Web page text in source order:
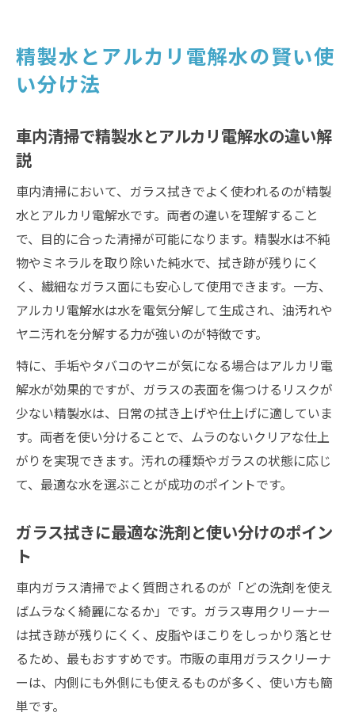
精製水とアルカリ電解水の賢い使
い分け法
車内清掃で精製水とアルカリ電解水の違い解
説
車内清掃において、ガラス拭きでよく使われるのが精製
水とアルカリ電解水です。両者の違いを理解すること
で、目的に合った清掃が可能になります。精製水は不純
物やミネラルを取り除いた純水で、拭き跡が残りにく
く、繊細なガラス面にも安心して使用できます。一方、
アルカリ電解水は水を電気分解して生成され、油汚れや
ヤニ汚れを分解する力が強いのが特徴です。
特に、手垢やタバコのヤニが気になる場合はアルカリ電
解水が効果的ですが、ガラスの表面を傷つけるリスクが
少ない精製水は、日常の拭き上げや仕上げに適していま
す。両者を使い分けることで、ムラのないクリアな仕上
がりを実現できます。汚れの種類やガラスの状態に応じ
て、最適な水を選ぶことが成功のポイントです。
ガラス拭きに最適な洗剤と使い分けのポイン
ト
車内ガラス清掃でよく質問されるのが「どの洗剤を使え
ばムラなく綺麗になるか」です。ガラス専用クリーナー
は拭き跡が残りにくく、皮脂やほこりをしっかり落とせ
るため、最もおすすめです。市販の車用ガラスクリーナ
ーは、内側にも外側にも使えるものが多く、使い方も簡
単です。